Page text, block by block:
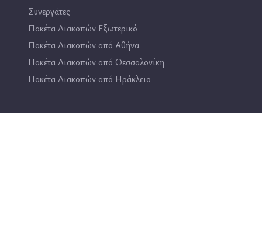
Συνεργάτες
Πακέτα Διακοπών Εξωτερικό
Πακέτα Διακοπών από Αθήνα
Πακέτα Διακοπών από Θεσσαλονίκη
Πακέτα Διακοπών από Ηράκλειο